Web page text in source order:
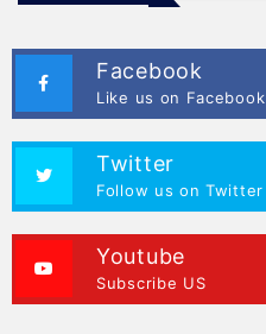
Facebook
Like us on Facebook
Twitter
Follow us on Twitter
Youtube
Subscribe US